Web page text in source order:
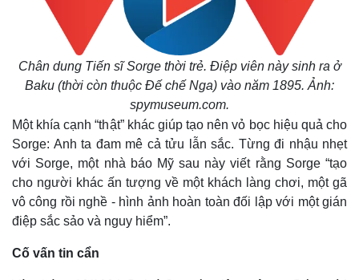
Chân dung Tiến sĩ Sorge thời trẻ. Điệp viên này sinh ra ở
Baku (thời còn thuộc Đế chế Nga) vào năm 1895. Ảnh:
spymuseum.com.
Một khía cạnh “thật” khác giúp tạo nên vỏ bọc hiệu quả cho
Sorge: Anh ta đam mê cả tửu lẫn sắc. Từng đi nhậu nhẹt
với Sorge, một nhà báo Mỹ sau này viết rằng Sorge “tạo
cho người khác ấn tượng về một khách làng chơi, một gã
vô công rồi nghề - hình ảnh hoàn toàn đối lập với một gián
điệp sắc sảo và nguy hiểm”.
Cố vấn tin cẩn